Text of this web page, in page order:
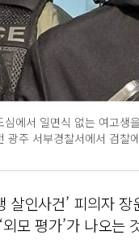
심에서 일면식 없는 여고생
광주 서부경찰서에서 검찰
살인사건’ 피의자
외모 평가’가 나오는